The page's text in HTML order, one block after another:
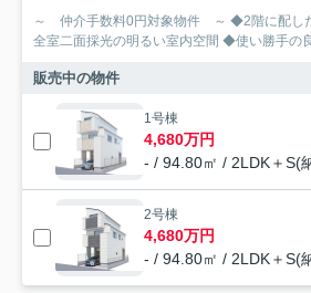
～ 仲介手数料0円対象物件 ～ ◆2階に配し
全室二面採光の明るい室内空間 ◆使い勝手の
販売中の物件
1号棟
4,680万円
- / 94.80㎡ / 2LDK＋S(
2号棟
4,680万円
- / 94.80㎡ / 2LDK＋S(